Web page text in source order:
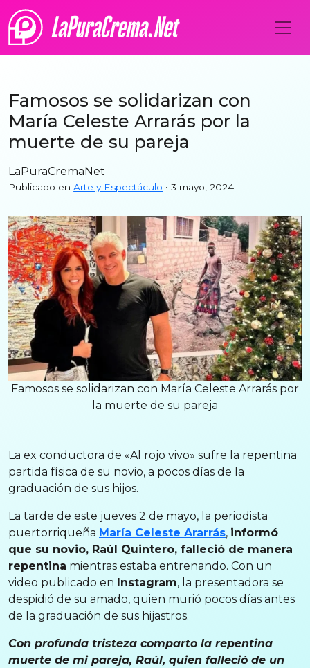
Famosos se solidarizan con
María Celeste Arrarás por la
muerte de su pareja
LaPuraCremaNet
Publicado en Arte y Espectáculo • 3 mayo, 2024
Famosos se solidarizan con María Celeste Arrarás por
la muerte de su pareja
La ex conductora de «Al rojo vivo» sufre la repentina
partida física de su novio, a pocos días de la
graduación de sus hijos.
La tarde de este jueves 2 de mayo, la periodista
puertorriqueña María Celeste Ararrás, informó
que su novio, Raúl Quintero, falleció de manera
repentina mientras estaba entrenando. Con un
video publicado en Instagram, la presentadora se
despidió de su amado, quien murió pocos días antes
de la graduación de sus hijastros.
Con profunda tristeza comparto la repentina
muerte de mi pareja, Raúl, quien falleció de un